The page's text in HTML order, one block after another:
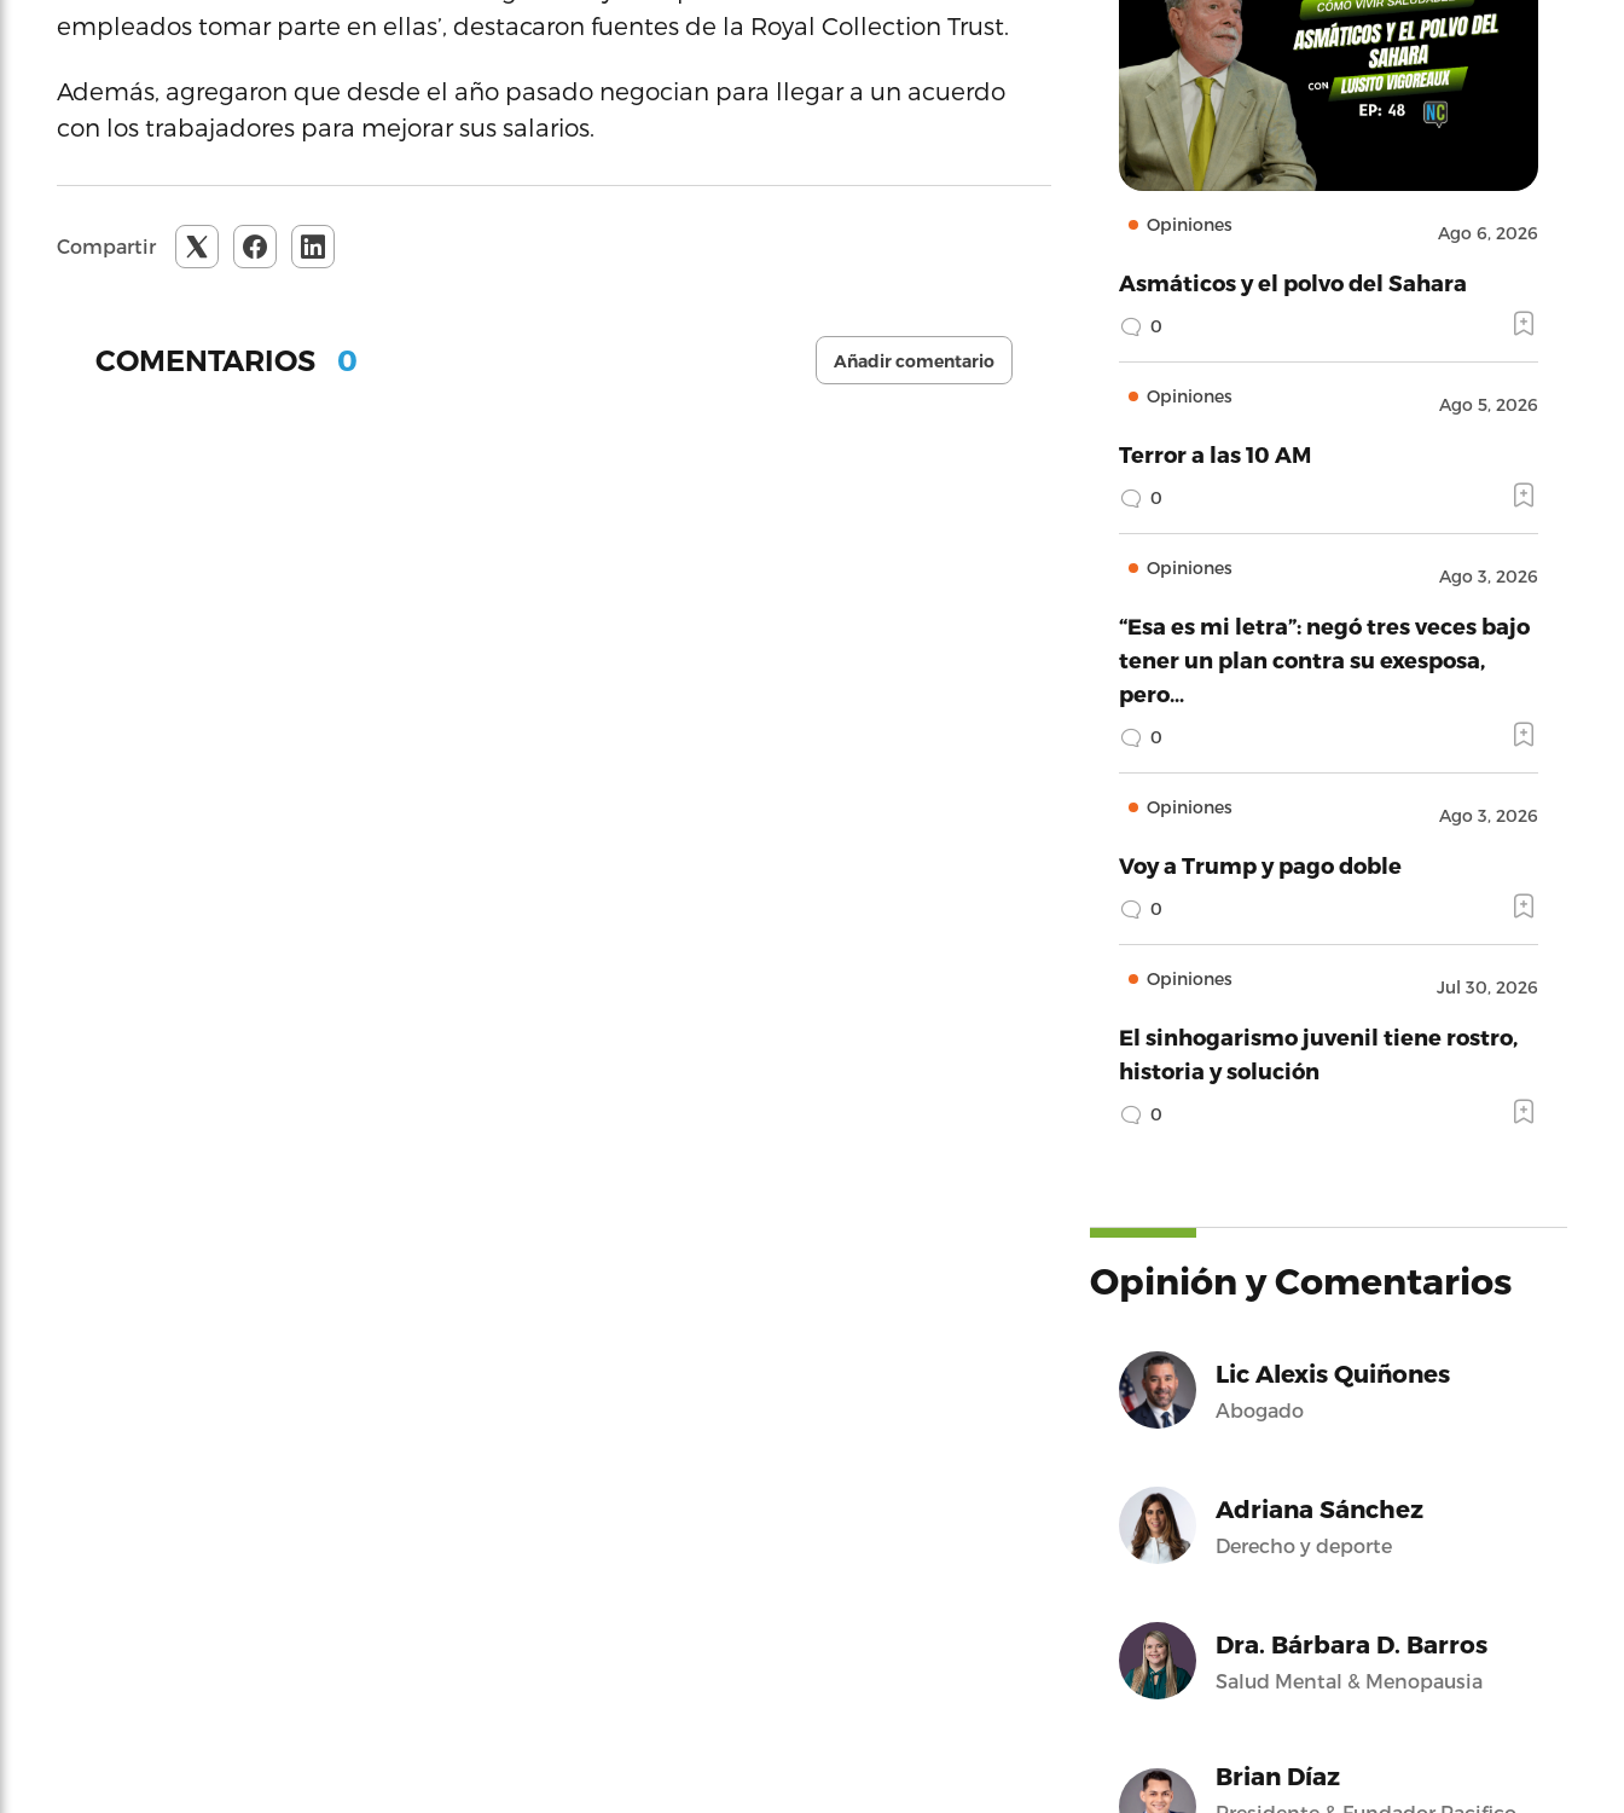
empleados tomar parte en ellas’, destacaron fuentes de la Royal Collection Trust.
Además, agregaron que desde el año pasado negocian para llegar a un acuerdo
con los trabajadores para mejorar sus salarios.
Compartir
COMENTARIOS 0 Añadir comentario
Opiniones Ago 6, 2026
Asmáticos y el polvo del Sahara
0
Opiniones Ago 5, 2026
Terror a las 10 AM
0
Opiniones Ago 3, 2026
“Esa es mi letra”: negó tres veces bajo
tener un plan contra su exesposa,
pero…
0
Opiniones Ago 3, 2026
Voy a Trump y pago doble
0
Opiniones Jul 30, 2026
El sinhogarismo juvenil tiene rostro,
historia y solución
0
Opinión y Comentarios
Lic Alexis Quiñones
Abogado
Adriana Sánchez
Derecho y deporte
Dra. Bárbara D. Barros
Salud Mental & Menopausia
Brian Díaz